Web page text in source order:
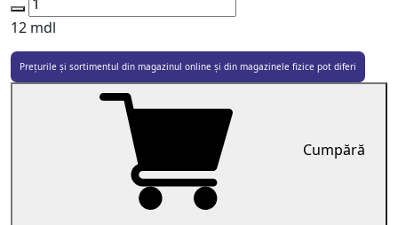
12 mdl
Prețurile și sortimentul din magazinul online și din magazinele fizice pot diferi
Cumpără